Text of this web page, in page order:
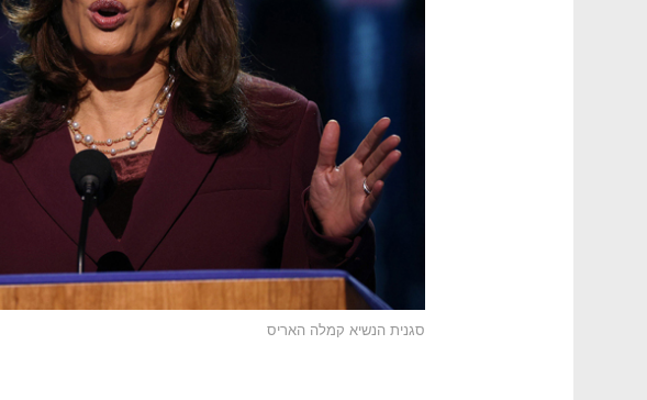
סגנית הנשיא קמלה האריס